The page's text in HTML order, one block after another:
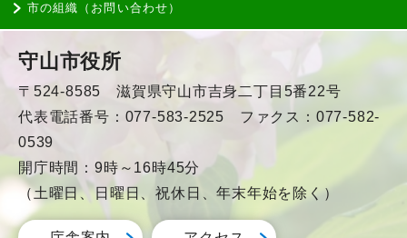
市の組織（お問い合わせ）
守山市役所
〒524-8585 滋賀県守山市吉身二丁目5番22号
代表電話番号：077-583-2525 ファクス：077-582-
0539
開庁時間：9時～16時45分
（土曜日、日曜日、祝休日、年末年始を除く）